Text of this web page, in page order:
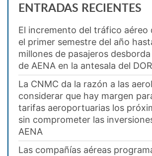
ENTRADAS RECIENTES
El incremento del tráfico aéreo
el primer semestre del año
millones de pasajeros
de AENA en la antesala del
La CNMC da la razón a las
considerar que hay margen
tarifas aeroportuarias los
sin comprometer las
AENA
Las compañías aéreas